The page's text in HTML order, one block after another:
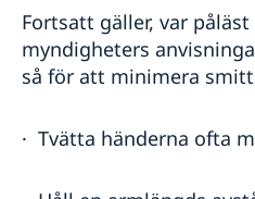
Fortsatt gäller, var
myndigheters
så för att minimera
· Tvätta händerna ofta